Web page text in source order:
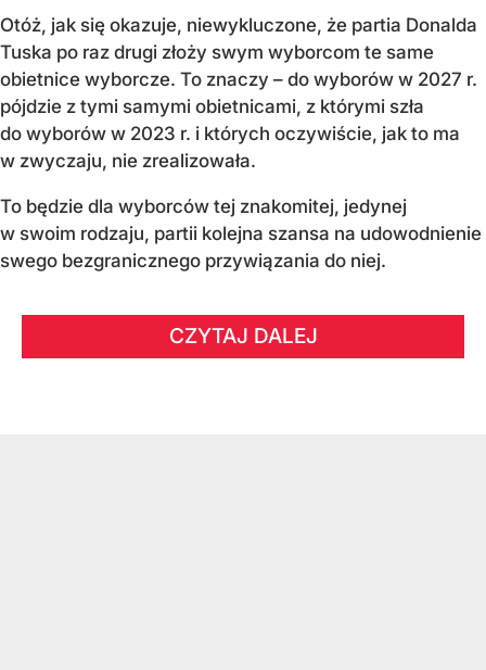
Otóż, jak się okazuje, niewykluczone, że partia Donalda
Tuska po raz drugi złoży swym wyborcom te same
obietnice wyborcze. To znaczy – do wyborów w 2027 r.
pójdzie z tymi samymi obietnicami, z którymi szła
do wyborów w 2023 r. i których oczywiście, jak to ma
w zwyczaju, nie zrealizowała.
To będzie dla wyborców tej znakomitej, jedynej
w swoim rodzaju, partii kolejna szansa na udowodnienie
swego bezgranicznego przywiązania do niej.
CZYTAJ DALEJ